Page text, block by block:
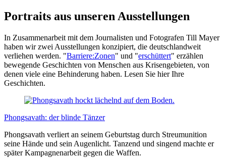
Portraits aus unseren Ausstellungen
In Zusammenarbeit mit dem Journalisten und Fotografen Till Mayer
haben wir zwei Ausstellungen konzipiert, die deutschlandweit
verliehen werden. "Barriere:Zonen" und "erschüttert" erzählen
bewegende Geschichten von Menschen aus Krisengebieten, von
denen viele eine Behinderung haben. Lesen Sie hier Ihre
Geschichten.
Phongsavath: der blinde Tänzer
Phongsavath verliert an seinem Geburtstag durch Streumunition
seine Hände und sein Augenlicht. Tanzend und singend machte er
später Kampagnenarbeit gegen die Waffen.